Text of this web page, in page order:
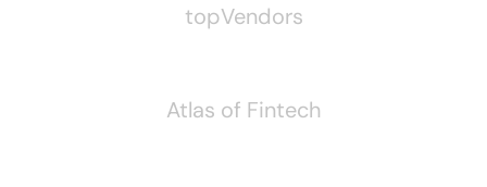
topVendors
Atlas of Fintech